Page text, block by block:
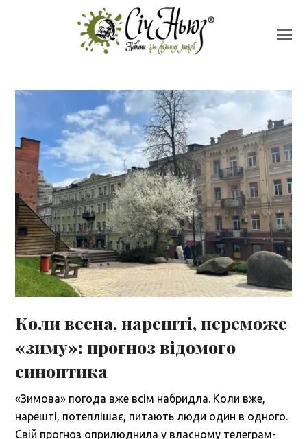
Коли весна, нарешті, переможе
«зиму»: прогноз відомого
синоптика
«Зимова» погода вже всім набридла. Коли вже,
нарешті, потеплішає, питають люди один в одного.
Свій прогноз оприлюднила у власному телеграм-